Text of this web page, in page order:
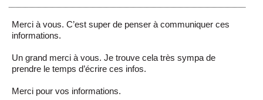
Merci à vous. C’est super de penser à communiquer ces
informations.
Un grand merci à vous. Je trouve cela très sympa de
prendre le temps d’écrire ces infos.
Merci pour vos informations.